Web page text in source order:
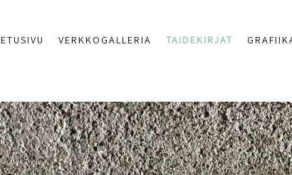
ETUSIVU VERKKOGALLERIA TAIDEKIRJAT